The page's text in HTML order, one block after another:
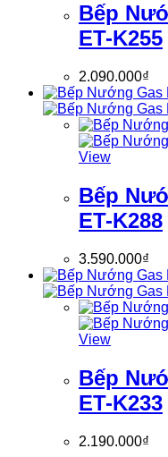
Bếp
ET-K255
2.090.000₫
View
Bếp
ET-K288
3.590.000₫
View
Bếp
ET-K233
2.190.000₫